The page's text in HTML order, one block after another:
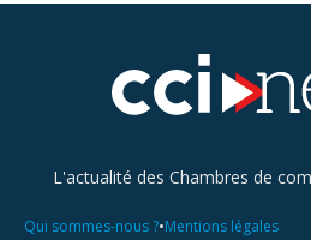
L'actualité des Chambres de
Qui sommes-nous ?•Mentions légales